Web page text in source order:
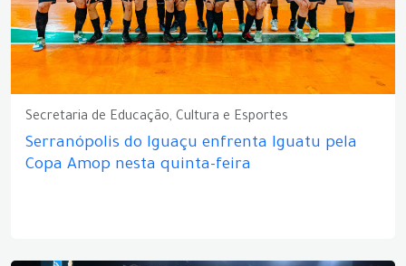
Secretaria de Educação, Cultura e Esportes
Serranópolis do Iguaçu enfrenta Iguatu pela
Copa Amop nesta quinta-feira